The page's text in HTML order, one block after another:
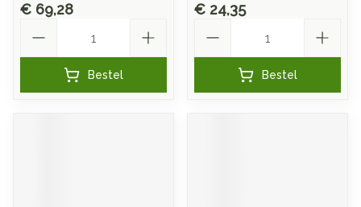
€ 69,28
Bestel
€ 24,35
Bestel